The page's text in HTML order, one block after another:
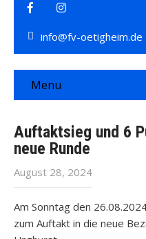
info@fv-oetigheim.de
Menu
Auftaktsieg und 6
neue Runde
August 28, 2024
Am Sonntag den
zum Auftakt in die neue